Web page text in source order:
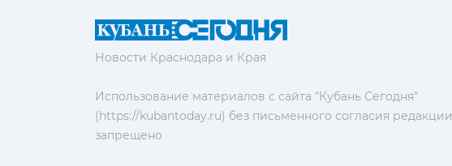
Новости Краснодара и Края
Использование материалов с сайта "Кубань Сегодня"
(https://kubantoday.ru) без письменного согласия редакции
запрещено